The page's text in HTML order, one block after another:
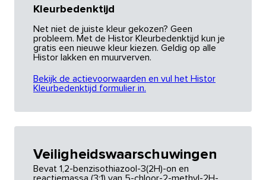
Kleurbedenktijd
Net niet de juiste kleur gekozen? Geen
probleem. Met de Histor Kleurbedenktijd kun je
gratis een nieuwe kleur kiezen. Geldig op alle
Histor lakken en muurverven.
Bekijk de actievoorwaarden en vul het Histor
Kleurbedenktijd formulier in.
Veiligheidswaarschuwingen
Bevat 1,2-benzisothiazool-3(2H)-on en
reactiemassa (3:1) van 5-chloor-2-methyl-2H-